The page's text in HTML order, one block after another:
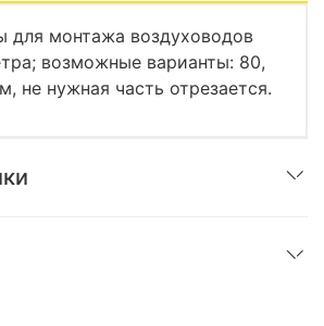
для монтажа воздуховодов
возможные варианты: 80,
не нужная часть отрезается.